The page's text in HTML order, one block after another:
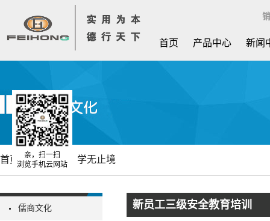
首页 产品中心 新闻
儒商文化
首页 飞宏文化 学无止境
新员工三级安全教育培训
亲，扫一扫
浏览手机云网站